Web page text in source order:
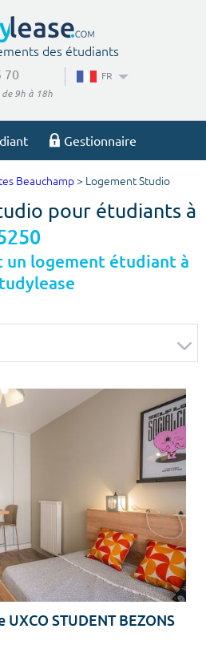
des étudiants
70
9h à 18h
FR
Gestionnaire
recherche
m²
Colocation
Chercher
Beauchamp > Logement Studio
pour étudiants à
un logement étudiant à
STUDENT BEZONS